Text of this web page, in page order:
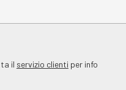
il servizio clienti per info